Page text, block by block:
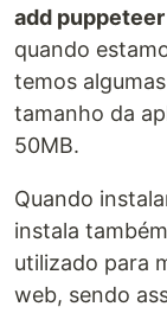
add puppeteer
quando
temos
tamanho da
50MB.
Quando
instala
utilizado para
web, sendo